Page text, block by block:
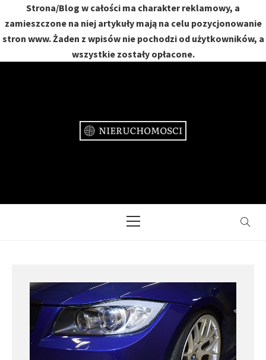
Strona/Blog w całości ma charakter reklamowy, a
zamieszczone na niej artykuły mają na celu pozycjonowanie
stron www. Żaden z wpisów nie pochodzi od użytkowników, a
wszystkie zostały opłacone.
Menu